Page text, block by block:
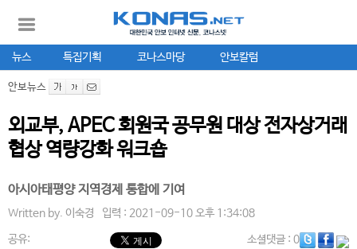
뉴스 특집기획 코나스마당 안보칼럼
안보뉴스
외교부, APEC 회원국 공무원 대상 전자상거래
협상 역량강화 워크숍
아시아태평양 지역경제 통합에 기여
Written by. 이숙경 입력 : 2021-09-10 오후 1:34:08
공유: 소셜댓글: 0